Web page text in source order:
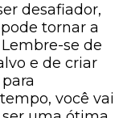
desafiador,
tornar a
se de
e de criar
você vai